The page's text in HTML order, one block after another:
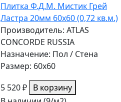
Плитка Ф.Д.М. Мистик Грей
Ластра 20мм 60х60 (0,72 кв.м.)
Производитель: ATLAS
CONCORDE RUSSIA
Назначение: Пол / Стена
Размер: 60x60
5 520 ₽ В корзину